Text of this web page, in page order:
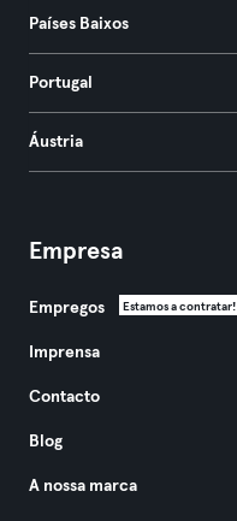
Países Baixos
Portugal
Áustria
Empresa
Empregos Estamos a contratar!
Imprensa
Contacto
Blog
A nossa marca